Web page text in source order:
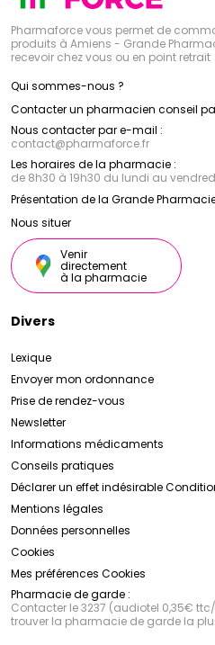
Pharmaforce vous permet de
produits à Amiens - Grande
recevoir chez vous ou en point retrait
Qui sommes-nous ?
Contacter un pharmacien conseil
Nous contacter par e-mail :
contact@pharmaforce.fr
Les horaires de la pharmacie :
de 8h30 à 19h30 du lundi au
Présentation de la Grande
Nous situer
Venir
directement
à la pharmacie
Divers
Lexique
Envoyer mon ordonnance
Prise de rendez-vous
Newsletter
Informations médicaments
Conseils pratiques
Déclarer un effet indésirable
Mentions légales
Données personnelles
Cookies
Mes préférences Cookies
Pharmacie de garde :
Contacter le 3237 (audiotel 0,35€
trouver la pharmacie de garde la